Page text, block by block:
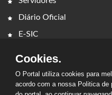
Diário Oficial
E-SIC
Cookies.
O Portal utiliza cookies para
acordo com a nossa Politica de